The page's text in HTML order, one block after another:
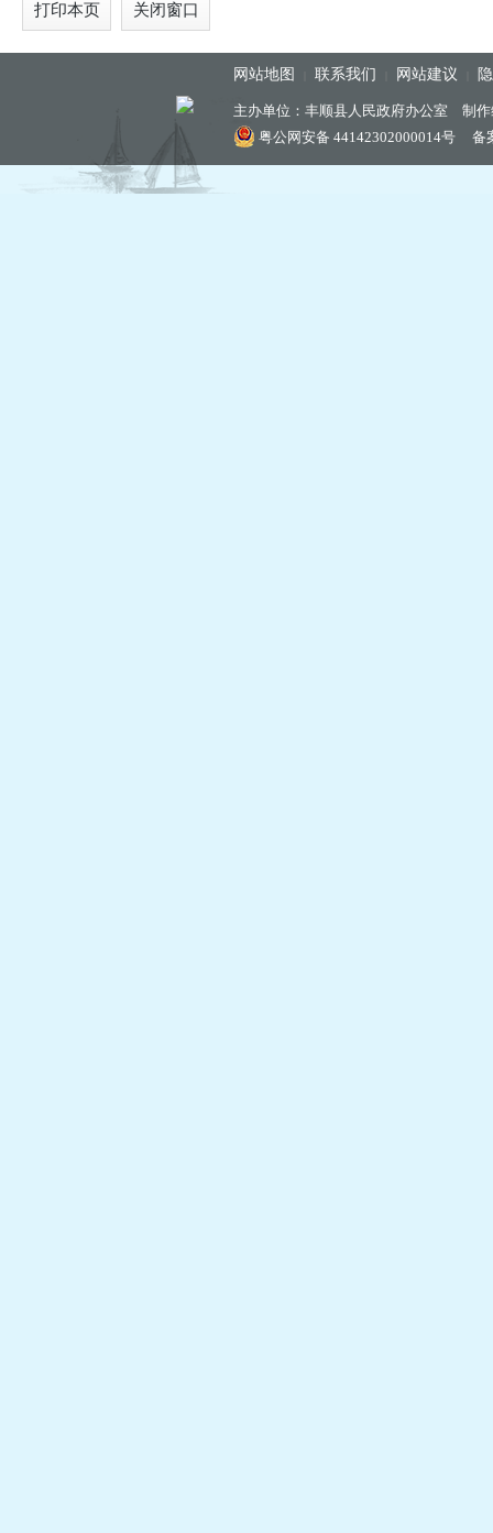
打印本页 关闭窗口
网站地图 联系我们 网站建议
主办单位：丰顺县人民政府办公室 制
粤公网安备 44142302000014号
备